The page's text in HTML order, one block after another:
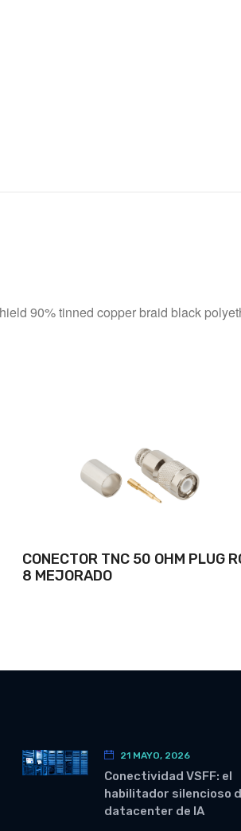
90% tinned copper braid black
CONECTOR TNC 50 OHM PLUG
8 MEJORADO
21 MAYO, 2026
Conectividad VSFF: el
habilitador silencioso
datacenter de IA